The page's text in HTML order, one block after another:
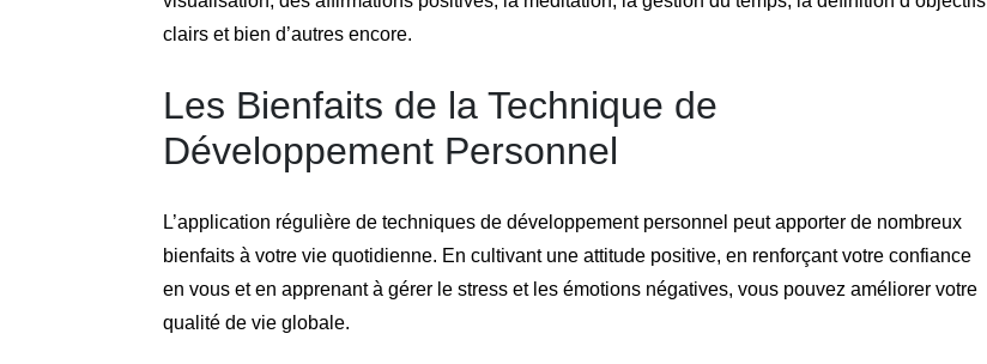
clairs et bien d’autres encore.
Les Bienfaits de la Technique de
Développement Personnel
L’application régulière de techniques de développement personnel peut apporter de nombreux
bienfaits à votre vie quotidienne. En cultivant une attitude positive, en renforçant votre confiance
en vous et en apprenant à gérer le stress et les émotions négatives, vous pouvez améliorer votre
qualité de vie globale.